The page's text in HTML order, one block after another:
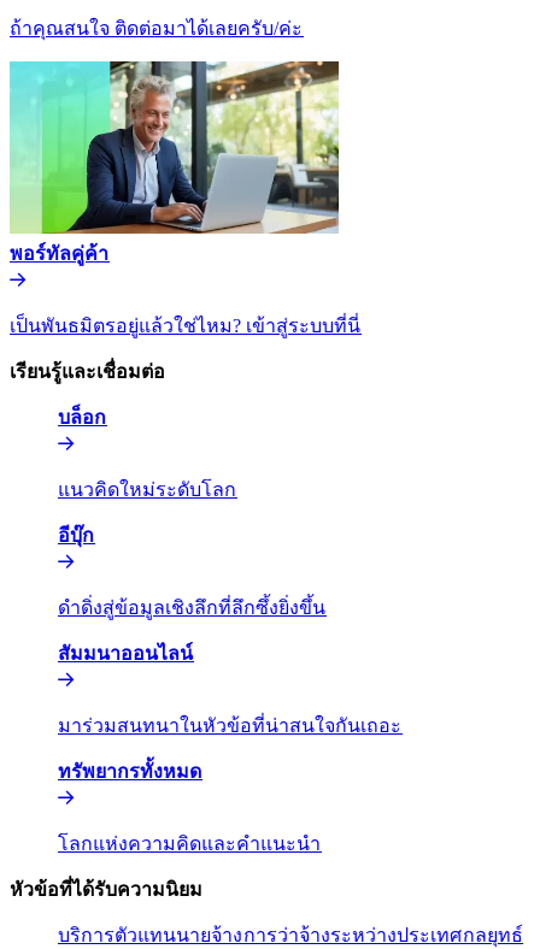
ถ้าคุณสนใจ ติดต่อมาได้เลยครับ/ค่ะ​​
พอร์ทัลคู่ค้า​​
เป็นพันธมิตรอยู่แล้วใช่ไหม? เข้าสู่ระบบที่นี่​​
เรียนรู้และเชื่อมต่อ​​
บล็อก​​
แนวคิดใหม่ระดับโลก​​
อีบุ๊ก​​
ดำดิ่งสู่ข้อมูลเชิงลึกที่ลึกซึ้งยิ่งขึ้น​​
สัมมนาออนไลน์​​
มาร่วมสนทนาในหัวข้อที่น่าสนใจกันเถอะ​​
ทรัพยากรทั้งหมด​​
โลกแห่งความคิดและคำแนะนำ​​
หัวข้อที่ได้รับความนิยม​​
บริการตัวแทนนายจ้าง​​การว่าจ้างระหว่างประเทศ​​กลยุทธ์